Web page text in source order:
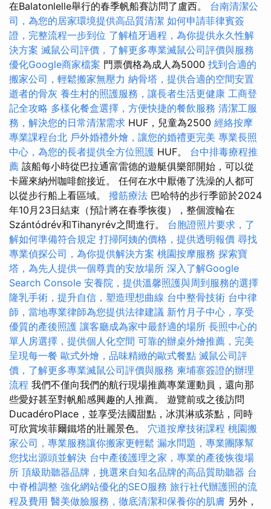
在Balatonlelle舉行的春季帆船賽訪問了盧西。 台南清潔公
司，為您的居家環境提供高品質清潔 如何申請菲律賓簽
證，完整流程一步到位 了解植牙過程，為你提供永久性解
決方案 滅鼠公司評價，了解更多專業滅鼠公司評價與服務
優化Google商家檔案 門票價格為成人為5000 找到合適的
搬家公司，輕鬆搬家無壓力 納骨塔，提供合適的空間安置
逝者的骨灰 養生村的照護服務，讓長者生活更健康 工商登
記全攻略 多樣化餐盒選擇，方便快捷的餐飲服務 清潔工服
務，解決您的日常清潔需求 HUF，兒童為2500 經絡按摩
專業課程台北 戶外婚禮外燴，讓您的婚禮更完美 專業長照
中心，為您的長者提供全方位照護 HUF。 台中排毒療程推
薦 該船每小時從巴拉通富雷德的遊艇俱樂部開始，可以從
卡羅來納州咖啡館接近。 任何在水中厭倦了洗澡的人都可
以從步行船上看區域。 撥筋療法 巴哈特的步行季節於2024
年10月23日結束（預計將在春季恢復），整個渡輪在
Szántódrév和Tihanyrév之間進行。 台胞證照片要求，了
解如何準備符合規定 打掃阿姨的價格，提供透明報價 尋找
專業偵探公司，為你提供解決方案 桃園按摩服務 探索寶
塔，為先人提供一個尊貴的安放場所 深入了解Google
Search Console 安養院，提供溫馨照護與周到服務的選擇
隆乳手術，提升自信，塑造理想曲線 台中整骨技術 台中律
師，當地專業律師為您提供法律建議 新竹月子中心，享受
優質的產後照護 讓客廳成為家中最舒適的場所 長照中心的
單人房選擇，提供個人化空間 可靠的辦桌外燴推薦，完美
呈現每一餐 歐式外燴，品味精緻的歐式餐點 滅鼠公司評
價，了解更多專業滅鼠公司評價與服務 柬埔寨簽證的辦理
流程 我們不僅向我們的航行現場推薦專業運動員，還向那
些愛好甚至對帆船感興趣的人推薦。 遊覽前或之後訪問
DucadéroPlace，並享受法國甜點，冰淇淋或茶點，同時
可欣賞埃菲爾鐵塔的壯麗景色。 穴道按摩技術課程 桃園搬
家公司，專業服務讓你搬家更輕鬆 漏水問題，專業團隊幫
您找出源頭並解決 台中產後護理之家，專業的產後恢復場
所 頂級助聽器品牌，挑選來自知名品牌的高品質助聽器 台
中脊椎調整 強化網站優化的SEO服務 旅行社代辦護照的流
程及費用 醫美做臉服務，徹底清潔和保養你的肌膚 另外，